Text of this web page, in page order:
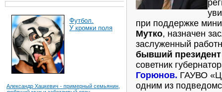
Футбол.
У кромки поля
Александр Хацкевич - примерный семьянин,
при поддержке
Мутко, назначен
заслуженный
бывший
советник
Горюнов. ГАУВО
одним из